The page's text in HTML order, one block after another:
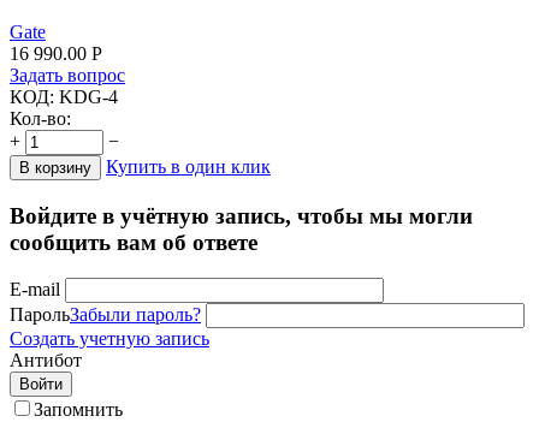
Gate
16 990.00 Р
Задать вопрос
КОД: KDG-4
Кол-во:
+
−
В корзину Купить в один клик
Войдите в учётную запись, чтобы мы могли
сообщить вам об ответе
E-mail
ПарольЗабыли пароль?
Создать учетную запись
Антибот
Войти
Запомнить